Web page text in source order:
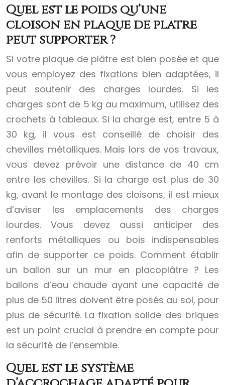
Quel est le poids qu’une
cloison en plaque de plâtre
peut supporter ?
Si votre plaque de plâtre est bien posée et que
vous employez des fixations bien adaptées, il
peut soutenir des charges lourdes. Si les
charges sont de 5 kg au maximum, utilisez des
crochets à tableaux. Si la charge est, entre 5 à
30 kg, il vous est conseillé de choisir des
chevilles métalliques. Mais lors de vos travaux,
vous devez prévoir une distance de 40 cm
entre les chevilles. Si la charge est plus de 30
kg, avant le montage des cloisons, il est mieux
d’aviser les emplacements des charges
lourdes. Vous devez aussi anticiper des
renforts métalliques ou bois indispensables
afin de supporter ce poids. Comment établir
un ballon sur un mur en placoplâtre ? Les
ballons d’eau chaude ayant une capacité de
plus de 50 litres doivent être posés au sol, pour
plus de sécurité. La fixation solide des briques
est un point crucial à prendre en compte pour
la sécurité de l’ensemble.
Quel est le système